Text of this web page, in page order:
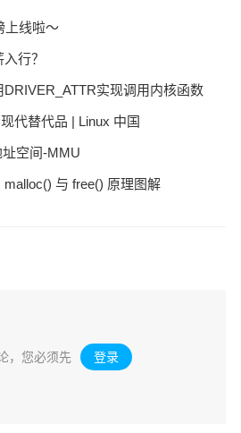
上线啦～
行？
实现调用内核函数
代替代品 | Linux 中国
空间-MMU
与 free() 原理图解
，您必须先 登录 。